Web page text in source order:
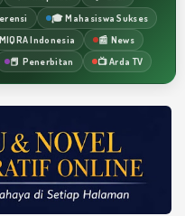
🎓 Mahasiswa Sukses
Indonesia
📰 News
📕 Penerbitan 📺 Arda TV